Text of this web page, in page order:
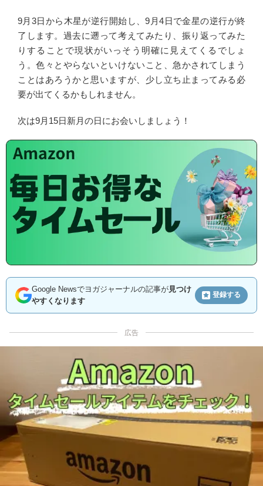
9月3日から木星が逆行開始し、9月4日で金星の逆行が終
了します。過去に遡って考えてみたり、振り返ってみた
りすることで現状がいっそう明確に見えてくるでしょ
う。色々とやらないといけないこと、急かされてしまう
ことはあろうかと思いますが、少し立ち止まってみる必
要が出てくるかもしれません。
次は9月15日新月の日にお会いしましょう！
Google Newsでヨガジャーナルの記事が見つけ
やすくなります
登録する
広告